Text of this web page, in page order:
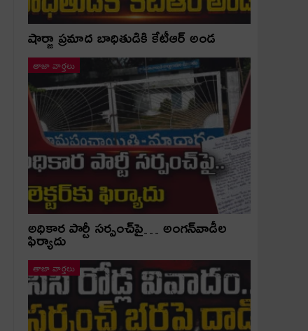
షార్జా ప్రమాద బాధితుడికి కేటీఆర్ అండ
తాజా వార్తలు
అధికార పార్టీ స‌ర్పంచ్‌పై… అంగ‌న్‌వాడీల
ఫిర్యాదు
తాజా వార్తలు